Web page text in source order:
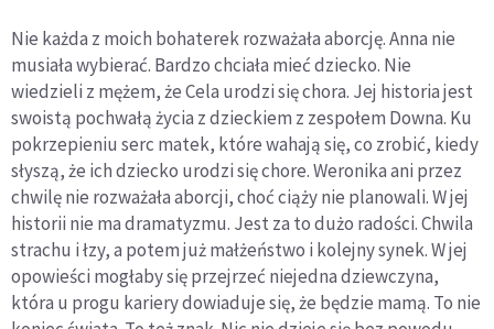
Nie każda z moich bohaterek rozważała aborcję. Anna nie
musiała wybierać. Bardzo chciała mieć dziecko. Nie
wiedzieli z mężem, że Cela urodzi się chora. Jej historia jest
swoistą pochwałą życia z dzieckiem z zespołem Downa. Ku
pokrzepieniu serc matek, które wahają się, co zrobić, kiedy
słyszą, że ich dziecko urodzi się chore. Weronika ani przez
chwilę nie rozważała aborcji, choć ciąży nie planowali. W jej
historii nie ma dramatyzmu. Jest za to dużo radości. Chwila
strachu i łzy, a potem już małżeństwo i kolejny synek. W jej
opowieści mogłaby się przejrzeć niejedna dziewczyna,
która u progu kariery dowiaduje się, że będzie mamą. To nie